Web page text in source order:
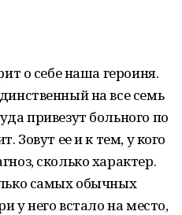
о себе наша героиня.
на все семь
привезут больного по
Зовут ее и к тем, у кого
сколько характер.
самых обычных
у него встало на место,